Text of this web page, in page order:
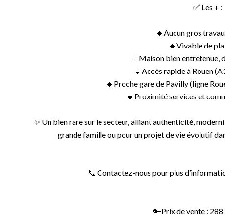
✅ Les + :
🔸Aucun gros
🔸Vivable de
🔸Maison bien entretenue,
🔸Accès rapide à Rouen
🔸Proche gare de Pavilly (ligne
🔸Proximité services et
✨ Un bien rare sur le secteur, alliant authenticité,
grande famille ou pour un projet de vie évolutif
📞 Contactez-nous pour plus
🔑Prix de vente :